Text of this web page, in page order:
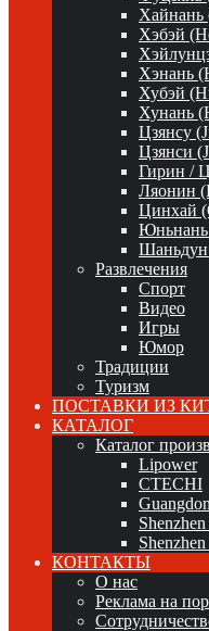
Хайнань
Хэбэй
Хэнань
Хубэй
Хунань
Цзянсу
Цзянси
Гирин /
Ляонин
Цинхай
Юньнань
Шаньдун
Развлечения
Спорт
Видео
Игры
Юмор
Традиции
Туризм
ПОСТАВКИ ИЗ
КАТАЛОГ
Каталог
Lipower
CTECHI
КОНТАКТЫ
О нас
Реклама на